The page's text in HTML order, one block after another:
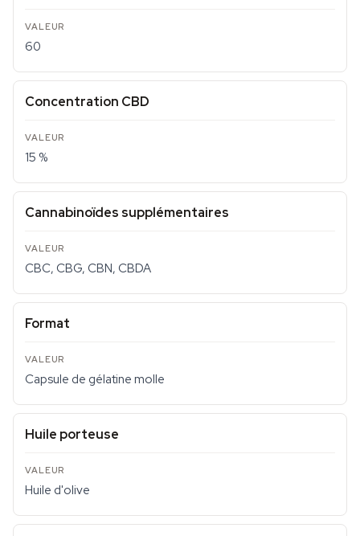
60
Concentration CBD
15 %
Cannabinoïdes supplémentaires
CBC, CBG, CBN, CBDA
Format
Capsule de gélatine molle
Huile porteuse
Huile d'olive